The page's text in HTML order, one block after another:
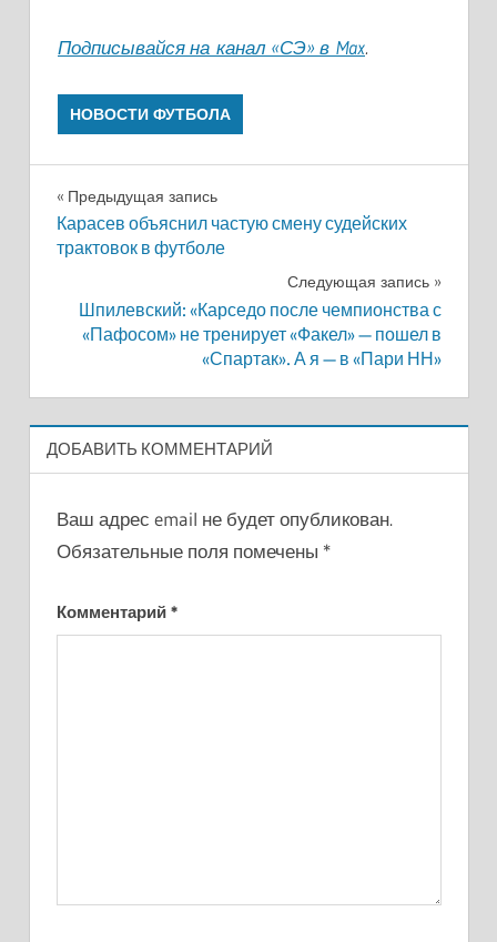
Подписывайся на канал «СЭ» в Max.
НОВОСТИ ФУТБОЛА
Навигация
по
Предыдущая запись
Карасев объяснил частую смену судейских
трактовок в футболе
Следующая запись
Шпилевский: «Карседо после чемпионства с
«Пафосом» не тренирует «Факел» — пошел в
«Спартак». А я — в «Пари НН»
ДОБАВИТЬ КОММЕНТАРИЙ
Ваш адрес email не будет опубликован.
Обязательные поля помечены *
Комментарий *